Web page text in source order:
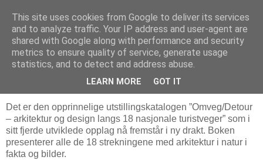
Arkitektur & Miljøteknologi
25 november 2010
Nasjonale turistveger til salgs
Det er den opprinnelige utstillingskatalogen ”Omveg/Detour
– arkitektur og design langs 18 nasjonale turistveger” som i
sitt fjerde utviklede opplag nå fremstår i ny drakt. Boken
presenterer alle de 18 strekningene med arkitektur i natur i
fakta og bilder.
This site uses cookies from Google to deliver its services
and to analyze traffic. Your IP address and user-agent are
shared with Google along with performance and security
metrics to ensure quality of service, generate usage
statistics, and to detect and address abuse.
LEARN MORE GOT IT